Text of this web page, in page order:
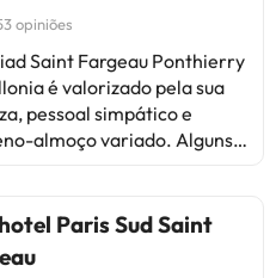
opiniões
Saint Fargeau Ponthierry
é valorizado pela sua
pessoal simpático e
almoço variado. Alguns
No geral, é um hotel
ideal para famílias e
boa relação qualidade-
Paris Sud Saint